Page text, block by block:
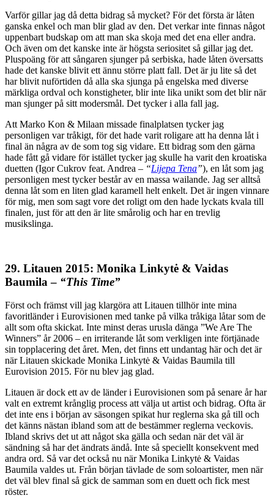
Varför gillar jag då detta bidrag så mycket? För det första är låten
ganska enkel och man blir glad av den. Det verkar inte finnas något
uppenbart budskap om att man ska skoja med det ena eller andra.
Och även om det kanske inte är högsta seriositet så gillar jag det.
Pluspoäng för att sångaren sjunger på serbiska, hade låten översatts
hade det kanske blivit ett ännu större platt fall. Det är ju lite så det
har blivit nuförtiden då alla ska sjunga på engelska med diverse
märkliga ordval och konstigheter, blir inte lika unikt som det blir när
man sjunger på sitt modersmål. Det tycker i alla fall jag.
Att Marko Kon & Milaan missade finalplatsen tycker jag
personligen var tråkigt, för det hade varit roligare att ha denna låt i
final än några av de som tog sig vidare. Ett bidrag som den gärna
hade fått gå vidare för istället tycker jag skulle ha varit den kroatiska
duetten (Igor Cukrov feat. Andrea – “Lijepa Tena”), en låt som jag
personligen mest tycker består av en massa wailande. Jag ser alltså
denna låt som en liten glad karamell helt enkelt. Det är ingen vinnare
för mig, men som sagt vore det roligt om den hade lyckats kvala till
finalen, just för att den är lite smårolig och har en trevlig
musikslinga.
29. Litauen 2015: Monika Linkytė & Vaidas
Baumila – “This Time”
Först och främst vill jag klargöra att Litauen tillhör inte mina
favoritländer i Eurovisionen med tanke på vilka tråkiga låtar som de
allt som ofta skickat. Inte minst deras urusla dänga ”We Are The
Winners” år 2006 – en irriterande låt som verkligen inte förtjänade
sin topplacering det året. Men, det finns ett undantag här och det är
när Litauen skickade Monika Linkytė & Vaidas Baumila till
Eurovision 2015. För nu blev jag glad.
Litauen är dock ett av de länder i Eurovisionen som på senare år har
valt en extremt krånglig process att välja ut artist och bidrag. Ofta är
det inte ens i början av säsongen spikat hur reglerna ska gå till och
det känns nästan ibland som att de bestämmer reglerna veckovis.
Ibland skrivs det ut att något ska gälla och sedan när det väl är
sändning så har det ändrats ändå. Inte så speciellt konsekvent med
andra ord. Så var det också nu när Monika Linkytė & Vaidas
Baumila valdes ut. Från början tävlade de som soloartister, men när
det väl blev final så gick de samman som en duett och fick mest
röster.